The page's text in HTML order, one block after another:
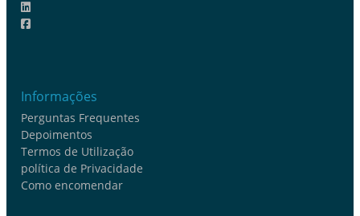
Informações
Perguntas Frequentes
Depoimentos
Termos de Utilização
política de Privacidade
Como encomendar